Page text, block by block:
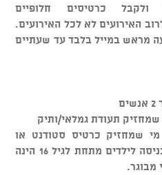
ולקבל כרטיסים חלופיים
האירועים לא לכל האירועים.
מראש במייל בלבד עד שעתיים
תעודת גמלאי/ותיק
שמחזיק כרטיס סטודנט או
תלמידים במערכת החינוך. הכניסה לילדים מתחת לגיל 16 הינה
מבוגר.